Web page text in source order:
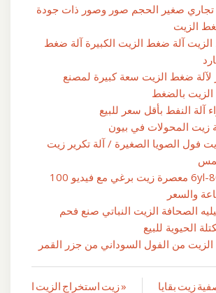
تجاري صغير الحجم صور وصور ذات جودة
الزيت
آلة ضغط الزيت الكبيرة آلة ضغط
لآلة ضغط الزيت سعة كبيرة لمصنع
بالضغط
آلة النفط بأقل سعر للبيع
زيت المحولات في بيون
فول الصويا الصغيرة / آلة تكرير زيت
حار بيع 6yl-80 معصرة زيت برغي مع فيديو 100
والسعر
الصحافة الزيت النباتي صنع فحم
الحيوية للبيع
من الفول السوداني من جزر القمر
« زيت استخراج الزيت ا
زيت بقايا